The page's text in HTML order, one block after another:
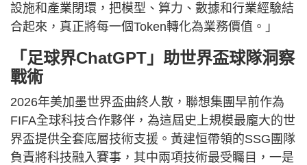
設施和產業閉環，把模型、算力、數據和行業經驗結
合起來，真正將每一個Token轉化為業務價值。」
「足球界ChatGPT」助世界盃球隊洞察
戰術
2026年美加墨世界盃曲終人散，聯想集團早前作為
FIFA全球科技合作夥伴，為這屆史上規模最龐大的世
界盃提供全套底層技術支援。黃建恒帶領的SSG團隊
負責將科技融入賽事，其中兩項技術最受矚目，一是